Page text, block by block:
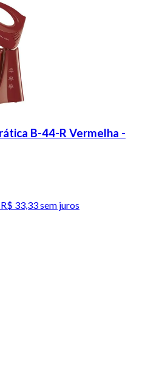
B-44-R Vermelha -
33,33 sem juros